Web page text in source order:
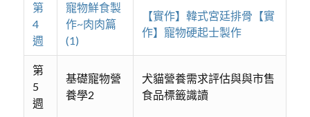
第
4
週
寵物鮮食製
作~肉肉篇
(1)
【實作】韓式宮廷排骨【實
作】寵物硬起士製作
第
5
週
基礎寵物營
養學2
犬貓營養需求評估與與市售
食品標籤識讀